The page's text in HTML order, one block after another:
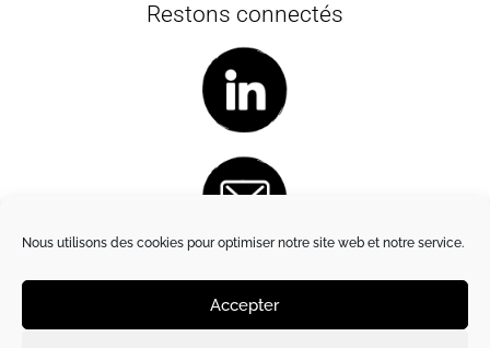
Nous utilisons des cookies pour optimiser notre site web et notre service.
Accepter
Restons connectés